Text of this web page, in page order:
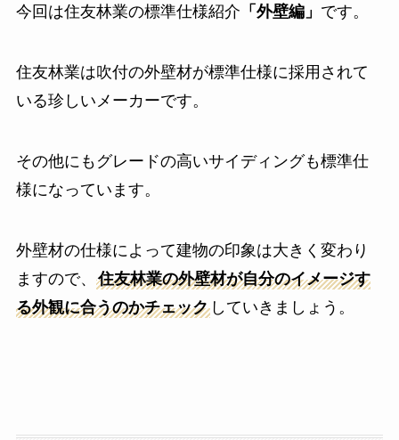
今回は住友林業の標準仕様紹介 「外壁編」 です。
住友林業は吹付の外壁材が標準仕様に採用されて
いる珍しいメーカーです。
その他にもグレードの高いサイディングも標準仕
様になっています。
外壁材の仕様によって建物の印象は大きく変わり
ますので、 住友林業の外壁材が自分のイメージす
る外観に合うのかチェックしていきましょう。